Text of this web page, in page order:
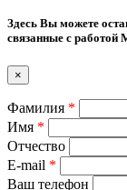
Здесь Вы можете
связанные с работой
×
Фамилия *
Имя *
Отчество
E-mail *
Ваш телефон